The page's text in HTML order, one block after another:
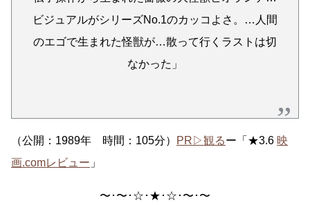
ビジュアルがシリーズNo.1のカッコよさ。…人間
のエゴで生まれた怪獣が…散って行くラストは切
なかった」
（公開：1989年 時間：105分） PR▷観るー「★3.6 映
画.comレビュー 」
〜･〜･☆･★･☆･〜･〜